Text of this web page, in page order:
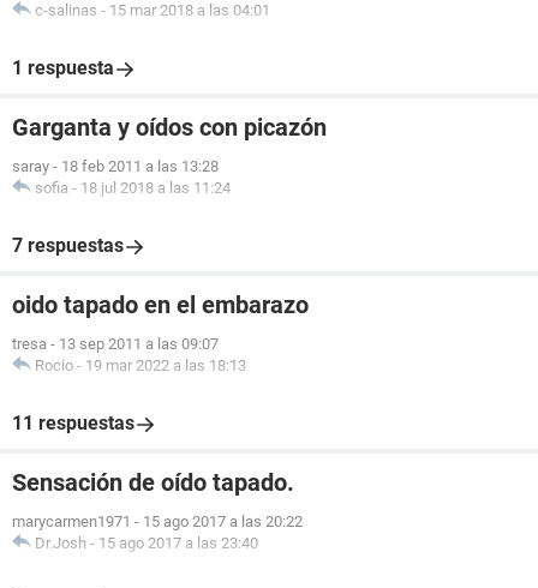
c-salinas - 15 mar 2018 a las 04:01
1 respuesta
Garganta y oídos con picazón
saray - 18 feb 2011 a las 13:28
sofia - 18 jul 2018 a las 11:24
7 respuestas
oido tapado en el embarazo
tresa - 13 sep 2011 a las 09:07
Rocio - 19 mar 2022 a las 18:13
11 respuestas
Sensación de oído tapado.
marycarmen1971 - 15 ago 2017 a las 20:22
Dr.Josh - 15 ago 2017 a las 23:40